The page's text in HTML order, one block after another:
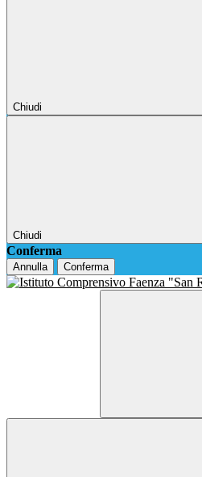
Chiudi
Chiudi
Conferma
Annulla Conferma